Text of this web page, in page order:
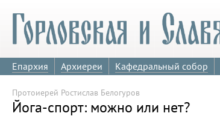
Епархия Архиереи Кафедральный собор
Протоиерей Ростислав Белогуров
Йога-спорт: можно или нет?